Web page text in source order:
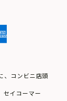
、コンビニ店頭
セイコーマー